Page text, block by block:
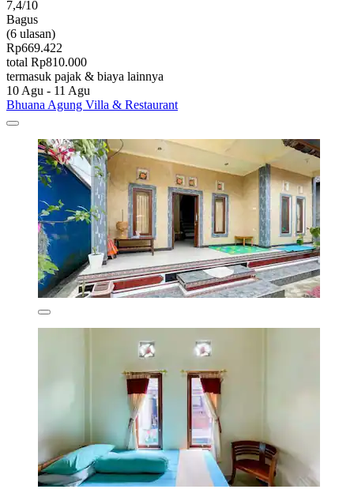
7,4/10
Bagus
(6 ulasan)
Rp669.422
total Rp810.000
termasuk pajak & biaya lainnya
10 Agu - 11 Agu
Bhuana Agung Villa & Restaurant